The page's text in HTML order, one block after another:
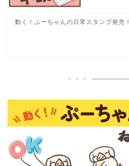
動く！ぷーちゃんの日常スタンプ発売！